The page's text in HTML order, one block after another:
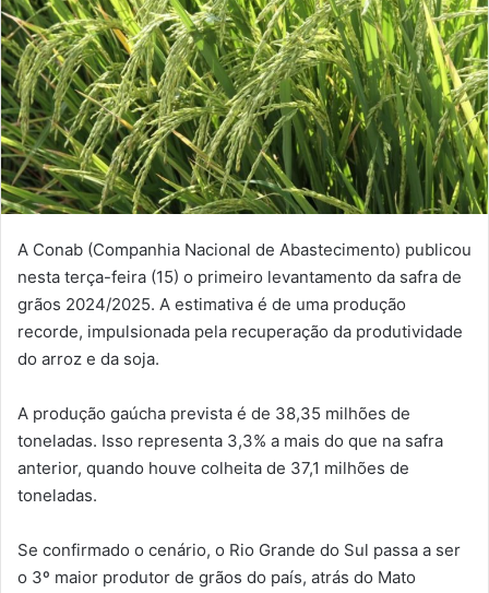
A Conab (Companhia Nacional de Abastecimento) publicou
nesta terça-feira (15) o primeiro levantamento da safra de
grãos 2024/2025. A estimativa é de uma produção
recorde, impulsionada pela recuperação da produtividade
do arroz e da soja.
A produção gaúcha prevista é de 38,35 milhões de
toneladas. Isso representa 3,3% a mais do que na safra
anterior, quando houve colheita de 37,1 milhões de
toneladas.
Se confirmado o cenário, o Rio Grande do Sul passa a ser
o 3º maior produtor de grãos do país, atrás do Mato